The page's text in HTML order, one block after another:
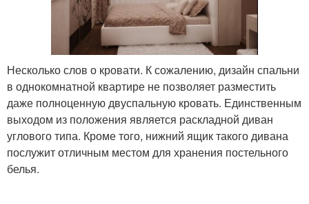
Несколько слов о кровати. К сожалению, дизайн спальни
в однокомнатной квартире не позволяет разместить
даже полноценную двуспальную кровать. Единственным
выходом из положения является раскладной диван
углового типа. Кроме того, нижний ящик такого дивана
послужит отличным местом для хранения постельного
белья.